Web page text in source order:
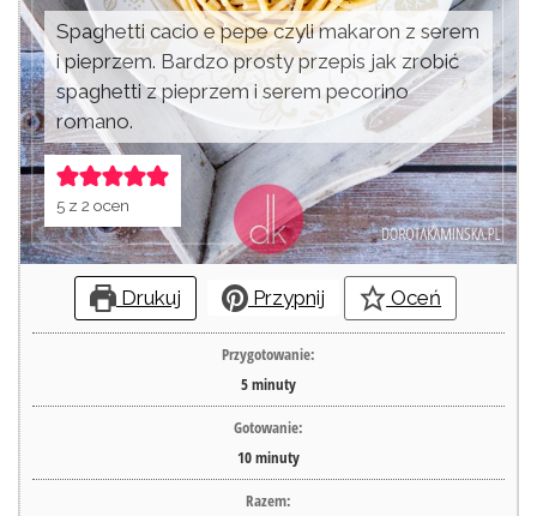
Spaghetti cacio e pepe czyli makaron z serem
i pieprzem. Bardzo prosty przepis jak zrobić
spaghetti z pieprzem i serem pecorino
romano.
5 z2 ocen
Drukuj Przypnij Oceń
Przygotowanie:
5minuty
Gotowanie:
10minuty
Razem: